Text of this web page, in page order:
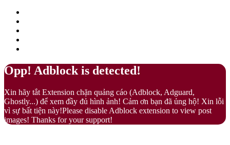
Back
to
button
Close
Opp! Adblock is detected!
Xin hãy tắt Extension chặn quảng cáo (Adblock, Adguard,
Ghostly...) để xem đầy đủ hình ảnh! Cảm ơn bạn đã ủng hộ! Xin lỗi
vì sự bất tiện này!Please disable Adblock extension to view post
images! Thanks for your support!